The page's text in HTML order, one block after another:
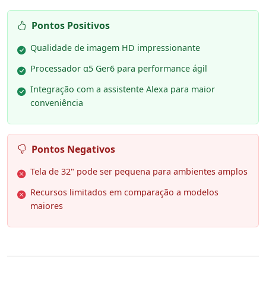
Pontos Positivos
Qualidade de imagem HD impressionante
Processador α5 Ger6 para performance ágil
Integração com a assistente Alexa para maior
conveniência
Pontos Negativos
Tela de 32" pode ser pequena para ambientes amplos
Recursos limitados em comparação a modelos
maiores